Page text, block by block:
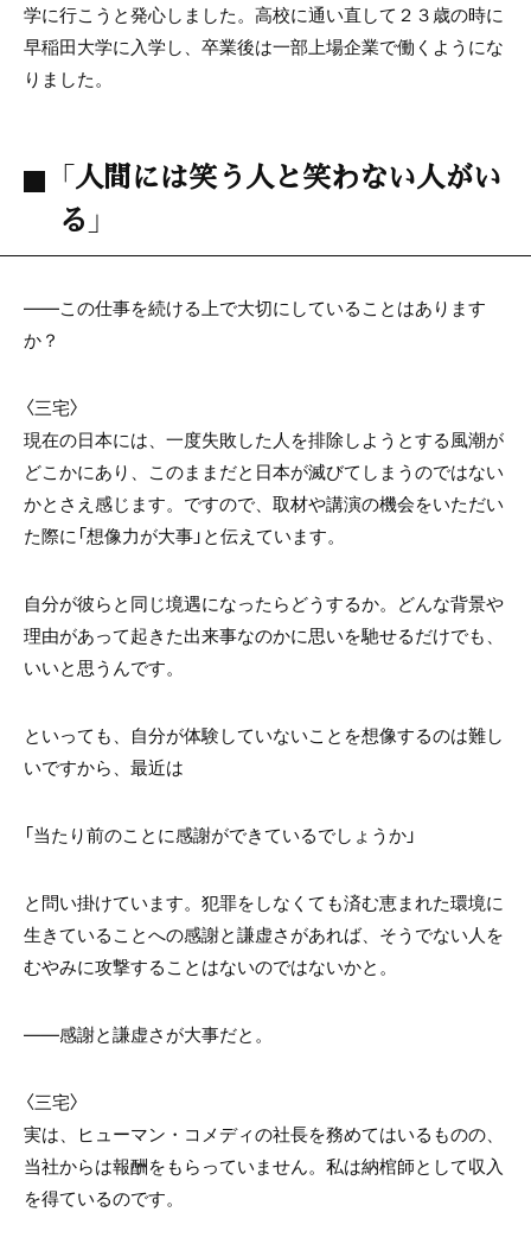
学に行こうと発心しました。高校に通い直して２３歳の時に
早稲田大学に入学し、卒業後は一部上場企業で働くようにな
りました。
「人間には笑う人と笑わない人がい
る」
――この仕事を続ける上で大切にしていることはあります
か？
〈三宅〉
現在の日本には、一度失敗した人を排除しようとする風潮が
どこかにあり、このままだと日本が滅びてしまうのではない
かとさえ感じます。ですので、取材や講演の機会をいただい
た際に「想像力が大事」と伝えています。
自分が彼らと同じ境遇になったらどうするか。どんな背景や
理由があって起きた出来事なのかに思いを馳せるだけでも、
いいと思うんです。
といっても、自分が体験していないことを想像するのは難し
いですから、最近は
「当たり前のことに感謝ができているでしょうか」
と問い掛けています。犯罪をしなくても済む恵まれた環境に
生きていることへの感謝と謙虚さがあれば、そうでない人を
むやみに攻撃することはないのではないかと。
――感謝と謙虚さが大事だと。
〈三宅〉
実は、ヒューマン・コメディの社長を務めてはいるものの、
当社からは報酬をもらっていません。私は納棺師として収入
を得ているのです。